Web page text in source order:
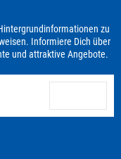
zu
Informiere Dich über
und attraktive Angebote.